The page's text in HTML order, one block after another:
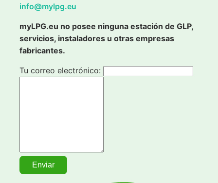
info@mylpg.eu
myLPG.eu no posee ninguna estación de GLP,
servicios, instaladores u otras empresas
fabricantes.
Tu correo electrónico: